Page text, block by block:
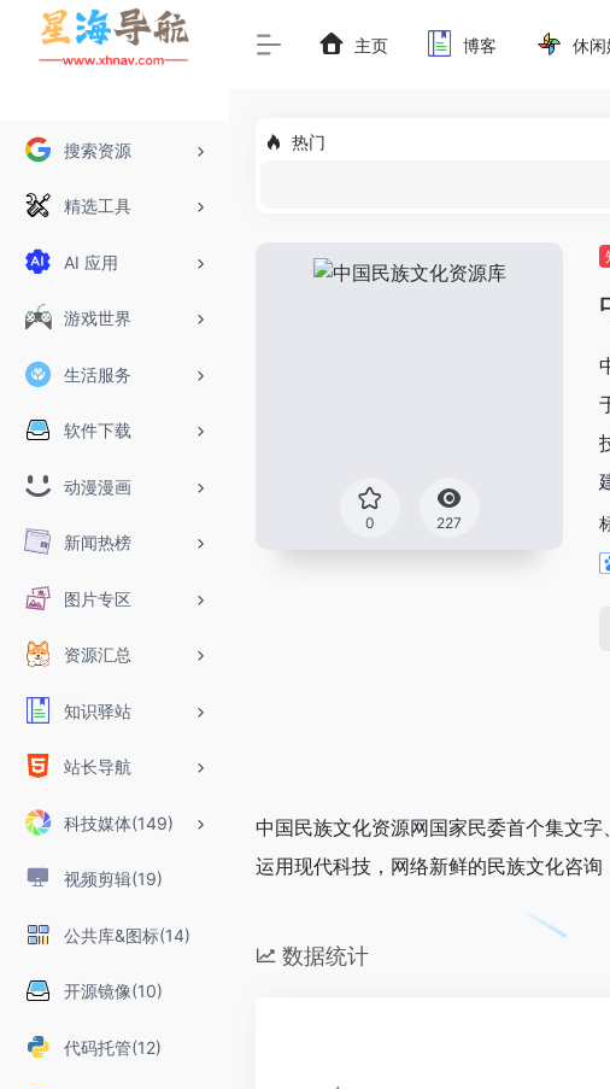
搜索资源
精选工具
AI 应用
游戏世界
生活服务
软件下载
动漫漫画
新闻热榜
图片专区
资源汇总
知识驿站
站长导航
科技媒体(149)
视频剪辑(19)
公共库&图标(14)
开源镜像(10)
代码托管(12)
主页 博客 休
热门
0 227
中国民族文化资源网国家民委首个集文
运用现代科技，网络新鲜的民族文化咨
数据统计